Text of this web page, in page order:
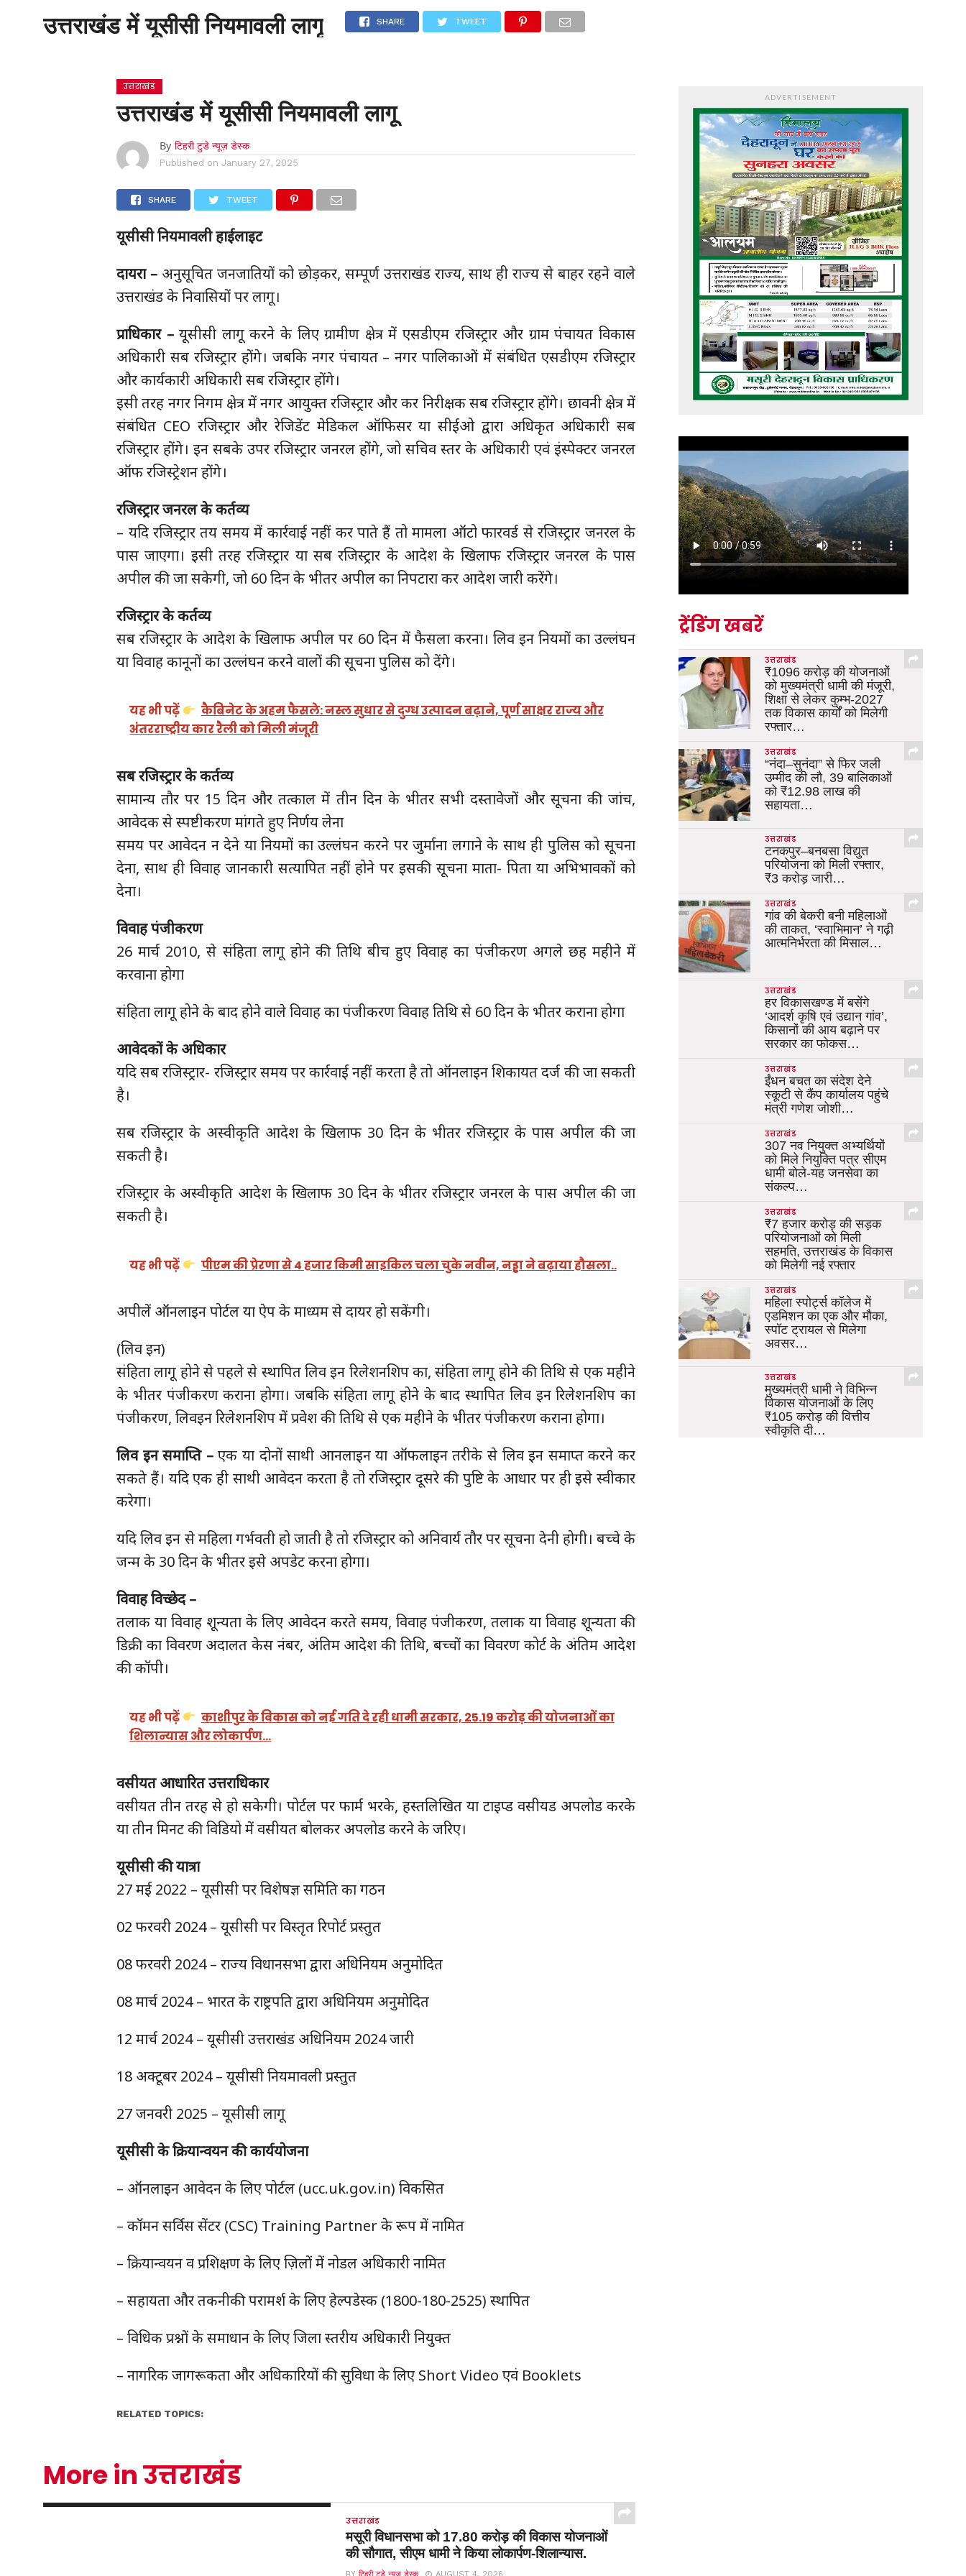
होम उत्तराखंड देश दुनिया संपर्क करें
उत्तराखंड में यूसीसी नियमावली लागू SHARE TWEET
उत्तराखंड
उत्तराखंड में यूसीसी नियमावली लागू
By टिहरी टुडे न्यूज़ डेस्क
Published on January 27, 2025
SHARE TWEET
यूसीसी नियमावली हाईलाइट
दायरा – अनुसूचित जनजातियों को छोड़कर, सम्पूर्ण उत्तराखंड राज्य, साथ ही राज्य से बाहर रहने वाले
उत्तराखंड के निवासियों पर लागू।
प्राधिकार –यूसीसी लागू करने के लिए ग्रामीण क्षेत्र में एसडीएम रजिस्ट्रार और ग्राम पंचायत विकास
अधिकारी सब रजिस्ट्रार होंगे। जबकि नगर पंचायत – नगर पालिकाओं में संबंधित एसडीएम रजिस्ट्रार
और कार्यकारी अधिकारी सब रजिस्ट्रार होंगे।
इसी तरह नगर निगम क्षेत्र में नगर आयुक्त रजिस्ट्रार और कर निरीक्षक सब रजिस्ट्रार होंगे। छावनी क्षेत्र में
संबंधित CEO रजिस्ट्रार और रेजिडेंट मेडिकल ऑफिसर या सीईओ द्वारा अधिकृत अधिकारी सब
रजिस्ट्रार होंगे। इन सबके उपर रजिस्ट्रार जनरल होंगे, जो सचिव स्तर के अधिकारी एवं इंस्पेक्टर जनरल
ऑफ रजिस्ट्रेशन होंगे।
रजिस्ट्रार जनरल के कर्तव्य
– यदि रजिस्ट्रार तय समय में कार्रवाई नहीं कर पाते हैं तो मामला ऑटो फारवर्ड से रजिस्ट्रार जनरल के
पास जाएगा। इसी तरह रजिस्ट्रार या सब रजिस्ट्रार के आदेश के खिलाफ रजिस्ट्रार जनरल के पास
अपील की जा सकेगी, जो 60 दिन के भीतर अपील का निपटारा कर आदेश जारी करेंगे।
रजिस्ट्रार के कर्तव्य
सब रजिस्ट्रार के आदेश के खिलाफ अपील पर 60 दिन में फैसला करना। लिव इन नियमों का उल्लंघन
या विवाह कानूनों का उल्लंघन करने वालों की सूचना पुलिस को देंगे।
यह भी पढ़ें
कैबिनेट के अहम फैसले: नस्ल सुधार से दुग्ध उत्पादन बढ़ाने, पूर्ण साक्षर राज्य और
अंतरराष्ट्रीय कार रैली को मिली मंजूरी
सब रजिस्ट्रार के कर्तव्य
सामान्य तौर पर 15 दिन और तत्काल में तीन दिन के भीतर सभी दस्तावेजों और सूचना की जांच,
आवेदक से स्पष्टीकरण मांगते हुए निर्णय लेना
समय पर आवेदन न देने या नियमों का उल्लंघन करने पर जुर्माना लगाने के साथ ही पुलिस को सूचना
देना, साथ ही विवाह जानकारी सत्यापित नहीं होने पर इसकी सूचना माता- पिता या अभिभावकों को
देना।
विवाह पंजीकरण
26 मार्च 2010, से संहिता लागू होने की तिथि बीच हुए विवाह का पंजीकरण अगले छह महीने में
करवाना होगा
संहिता लागू होने के बाद होने वाले विवाह का पंजीकरण विवाह तिथि से 60 दिन के भीतर कराना होगा
आवेदकों के अधिकार
यदि सब रजिस्ट्रार- रजिस्ट्रार समय पर कार्रवाई नहीं करता है तो ऑनलाइन शिकायत दर्ज की जा सकती
है।
सब रजिस्ट्रार के अस्वीकृति आदेश के खिलाफ 30 दिन के भीतर रजिस्ट्रार के पास अपील की जा
सकती है।
रजिस्ट्रार के अस्वीकृति आदेश के खिलाफ 30 दिन के भीतर रजिस्ट्रार जनरल के पास अपील की जा
सकती है।
यह भी पढ़ें पीएम की प्रेरणा से 4 हजार किमी साइकिल चला चुके नवीन, नड्डा ने बढ़ाया हौसला..
अपीलें ऑनलाइन पोर्टल या ऐप के माध्यम से दायर हो सकेंगी।
(लिव इन)
संहिता लागू होने से पहले से स्थापित लिव इन रिलेशनशिप का, संहिता लागू होने की तिथि से एक महीने
के भीतर पंजीकरण कराना होगा। जबकि संहिता लागू होने के बाद स्थापित लिव इन रिलेशनशिप का
पंजीकरण, लिवइन रिलेशनशिप में प्रवेश की तिथि से एक महीने के भीतर पंजीकरण कराना होगा।
लिव इन समाप्ति –एक या दोनों साथी आनलाइन या ऑफलाइन तरीके से लिव इन समाप्त करने कर
सकते हैं। यदि एक ही साथी आवेदन करता है तो रजिस्ट्रार दूसरे की पुष्टि के आधार पर ही इसे स्वीकार
करेगा।
यदि लिव इन से महिला गर्भवती हो जाती है तो रजिस्ट्रार को अनिवार्य तौर पर सूचना देनी होगी। बच्चे के
जन्म के 30 दिन के भीतर इसे अपडेट करना होगा।
विवाह विच्छेद –
तलाक या विवाह शून्यता के लिए आवेदन करते समय, विवाह पंजीकरण, तलाक या विवाह शून्यता की
डिक्री का विवरण अदालत केस नंबर, अंतिम आदेश की तिथि, बच्चों का विवरण कोर्ट के अंतिम आदेश
की कॉपी।
यह भी पढ़ें
काशीपुर के विकास को नई गति दे रही धामी सरकार, 25.19 करोड़ की योजनाओं का
शिलान्यास और लोकार्पण…
वसीयत आधारित उत्तराधिकार
वसीयत तीन तरह से हो सकेगी। पोर्टल पर फार्म भरके, हस्तलिखित या टाइप्ड वसीयड अपलोड करके
या तीन मिनट की विडियो में वसीयत बोलकर अपलोड करने के जरिए।
यूसीसी की यात्रा
27 मई 2022 – यूसीसी पर विशेषज्ञ समिति का गठन
02 फरवरी 2024 – यूसीसी पर विस्तृत रिपोर्ट प्रस्तुत
08 फरवरी 2024 – राज्य विधानसभा द्वारा अधिनियम अनुमोदित
08 मार्च 2024 – भारत के राष्ट्रपति द्वारा अधिनियम अनुमोदित
12 मार्च 2024 – यूसीसी उत्तराखंड अधिनियम 2024 जारी
18 अक्टूबर 2024 – यूसीसी नियमावली प्रस्तुत
27 जनवरी 2025 – यूसीसी लागू
यूसीसी के क्रियान्वयन की कार्ययोजना
– ऑनलाइन आवेदन के लिए पोर्टल (ucc.uk.gov.in) विकसित
– कॉमन सर्विस सेंटर (CSC) Training Partner के रूप में नामित
– क्रियान्वयन व प्रशिक्षण के लिए ज़िलों में नोडल अधिकारी नामित
– सहायता और तकनीकी परामर्श के लिए हेल्पडेस्क (1800-180-2525) स्थापित
– विधिक प्रश्नों के समाधान के लिए जिला स्तरीय अधिकारी नियुक्त
– नागरिक जागरूकता और अधिकारियों की सुविधा के लिए Short Video एवं Booklets
RELATED TOPICS:
More in उत्तराखंड
उत्तराखंड
मसूरी विधानसभा को 17.80 करोड़ की विकास योजनाओं
की सौगात, सीएम धामी ने किया लोकार्पण-शिलान्यास.
BYटिहरी टुडे न्यूज़ डेस्क AUGUST 4, 2026
ADVERTISEMENT
ट्रेंडिंग खबरें
उत्तराखंड
₹1096 करोड़ की योजनाओं
को मुख्यमंत्री धामी की मंजूरी,
शिक्षा से लेकर कुम्भ-2027
तक विकास कार्यों को मिलेगी
रफ्तार…
उत्तराखंड
“नंदा–सुनंदा” से फिर जली
उम्मीद की लौ, 39 बालिकाओं
को ₹12.98 लाख की
सहायता…
उत्तराखंड
टनकपुर–बनबसा विद्युत
परियोजना को मिली रफ्तार,
₹3 करोड़ जारी…
उत्तराखंड
गांव की बेकरी बनी महिलाओं
की ताकत, ‘स्वाभिमान’ ने गढ़ी
आत्मनिर्भरता की मिसाल…
उत्तराखंड
हर विकासखण्ड में बसेंगे
‘आदर्श कृषि एवं उद्यान गांव’,
किसानों की आय बढ़ाने पर
सरकार का फोकस…
उत्तराखंड
ईंधन बचत का संदेश देने
स्कूटी से कैंप कार्यालय पहुंचे
मंत्री गणेश जोशी…
उत्तराखंड
307 नव नियुक्त अभ्यर्थियों
को मिले नियुक्ति पत्र सीएम
धामी बोले-यह जनसेवा का
संकल्प…
उत्तराखंड
₹7 हजार करोड़ की सड़क
परियोजनाओं को मिली
सहमति, उत्तराखंड के विकास
को मिलेगी नई रफ्तार
उत्तराखंड
महिला स्पोर्ट्स कॉलेज में
एडमिशन का एक और मौका,
स्पॉट ट्रायल से मिलेगा
अवसर…
उत्तराखंड
मुख्यमंत्री धामी ने विभिन्न
विकास योजनाओं के लिए
₹105 करोड़ की वित्तीय
स्वीकृति दी…